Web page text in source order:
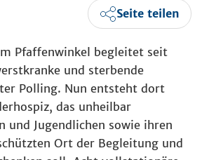
Seite teilen
Pfaffenwinkel begleitet seit
und sterbende
Polling. Nun entsteht dort
das unheilbar
und Jugendlichen sowie ihren
Ort der Begleitung und